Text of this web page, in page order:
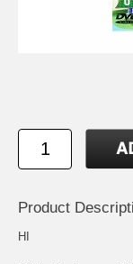
Product
HI